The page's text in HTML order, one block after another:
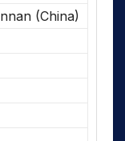
(China)